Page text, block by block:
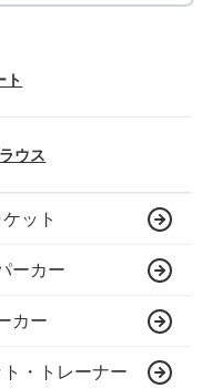
ト
ウス
ット
ーカー
カー
ト・トレーナー